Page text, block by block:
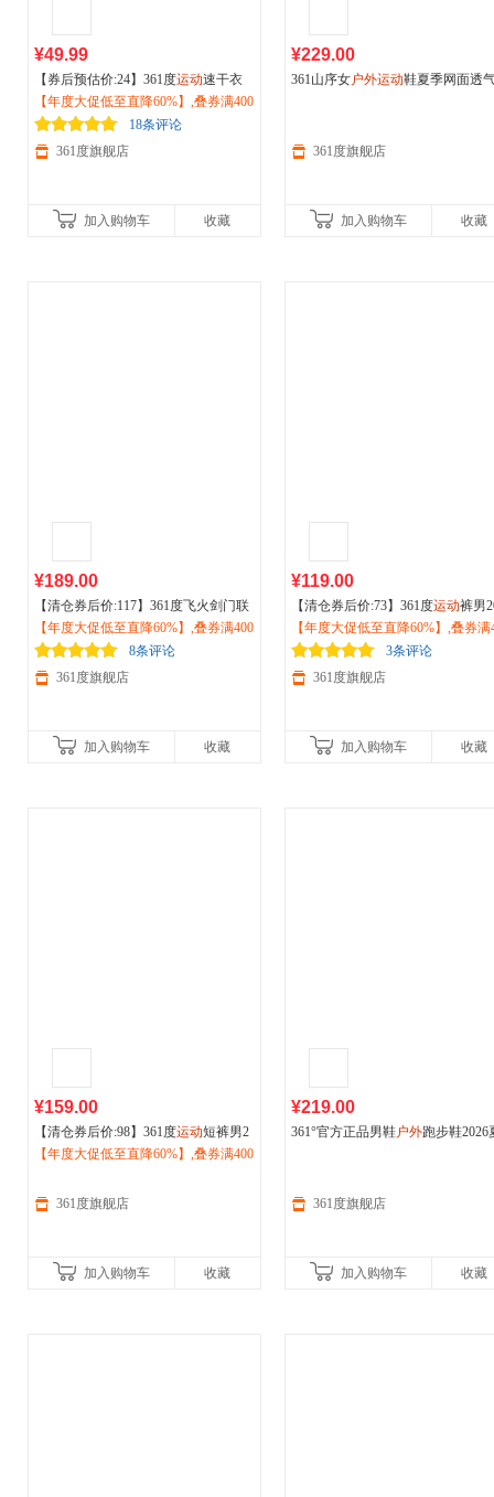
¥49.99
【券后预估价:24】361度运动速干衣
户外T恤女2026夏季轻薄透气冰感短T
纯色短袖上衣662524119V
【年度大促低至直降60%】,叠券满400
减150/600减230,立即抢购！
18条评论
361度旗舰店
加入购物车 收藏
¥229.00
361山序女户外运动鞋夏季网面透
361度旗舰店
加入购物车 收藏
¥189.00
【清仓券后价:117】361度飞火剑门联
名越野跑鞋女网面透气运动鞋缓震耐
磨户外徒步鞋682522208
【年度大促低至直降60%】,叠券满400
减150/600减230,立即抢购！
8条评论
361度旗舰店
加入购物车 收藏
¥119.00
【清仓券后价:73】361度运动裤男
6秋季雨屏防水抓绒U型裤休闲户外
山徒步裤子652534704
【年度大促低至直降60%】,叠券满
减150/600减230,立即抢购！
3条评论
361度旗舰店
加入购物车 收藏
¥159.00
【清仓券后价:98】361度运动短裤男2
026夏季新款针织短裤透气网眼篮球户
【年度大促低至直降60%】,叠券满400
361度旗舰店
加入购物车 收藏
¥219.00
361°官方正品男鞋户外跑步鞋2026
361度旗舰店
加入购物车 收藏